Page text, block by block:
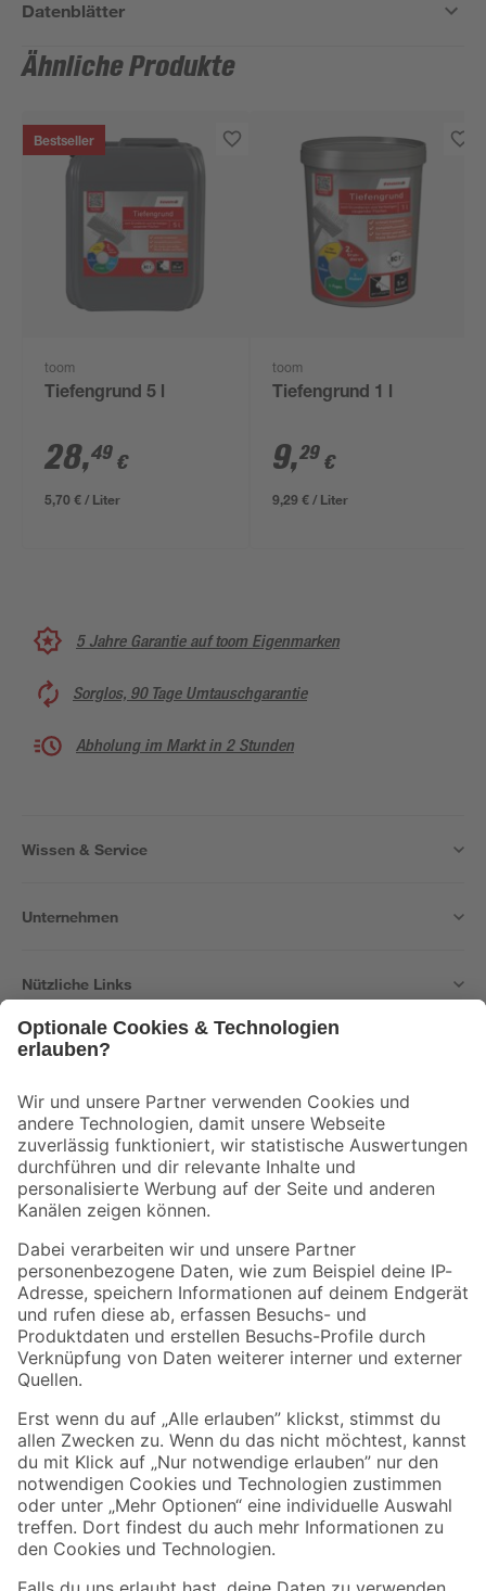
Datenblätter
Ähnliche Produkte
Bestseller
toom
Tiefengrund 5 l
28,49 €
5,70 € / Liter
toom
Tiefengrund 1 l
9,29 €
9,29 € / Liter
5 Jahre Garantie auf toom Eigenmarken
Sorglos, 90 Tage Umtauschgarantie
Abholung im Markt in 2 Stunden
Wissen & Service
Unternehmen
Nützliche Links
Der toom Newsletter: Keine Angebote und Aktionen mehr verpassen!
Zur Newsletter Anmeldung
Folge uns
Zahlungsarten Versandarten
Sicher einkaufen
Jetzt die toom-App herunterladen